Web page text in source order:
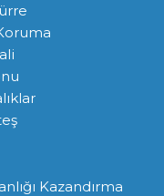
Kazandırma